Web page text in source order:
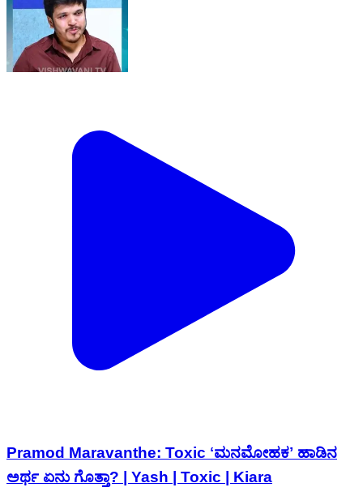
Pramod Maravanthe: Toxic ʻಮನಮೋಹಕʼ ಹಾಡಿನ
ಅರ್ಥ ಏನು ಗೊತ್ತಾ? | Yash | Toxic | Kiara